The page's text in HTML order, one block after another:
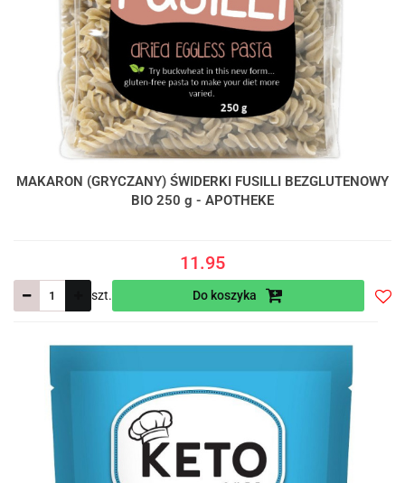
MAKARON (GRYCZANY) ŚWIDERKI FUSILLI BEZGLUTENOWY
BIO 250 g - APOTHEKE
11.95
szt. Do koszyka